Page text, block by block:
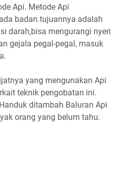
Api. Metode Api
badan.tujuannya adalah
darah,bisa mengurangi nyeri
gejala pegal-pegal, masuk
yang mengunakan Api
teknik pengobatan ini.
ditambah Baluran Api
orang yang belum tahu.